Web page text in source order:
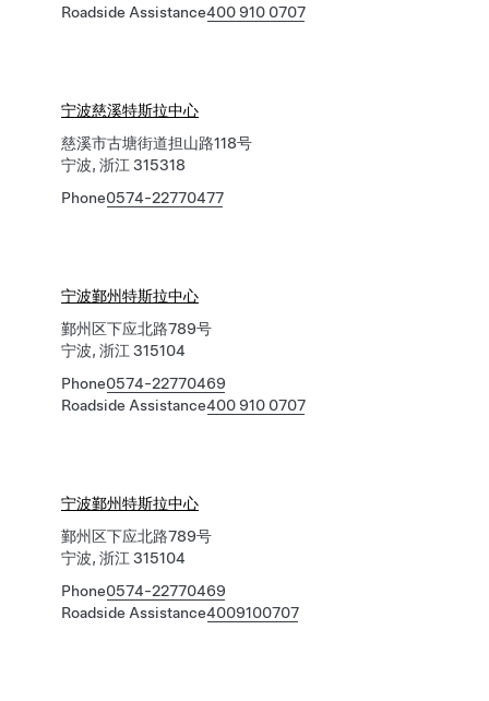
Roadside Assistance400 910 0707
宁波慈溪特斯拉中心
慈溪市古塘街道担山路118号
宁波, 浙江 315318
Phone0574-22770477
宁波鄞州特斯拉中心
鄞州区下应北路789号
宁波, 浙江 315104
Phone0574-22770469
Roadside Assistance400 910 0707
宁波鄞州特斯拉中心
鄞州区下应北路789号
宁波, 浙江 315104
Phone0574-22770469
Roadside Assistance4009100707